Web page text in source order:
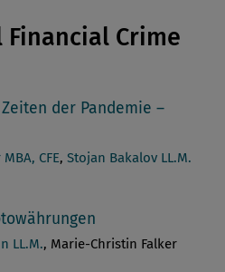
Crime
der Pandemie –
CFE, Stojan Bakalov LL.M.
LL.M., Marie-Christin Falker